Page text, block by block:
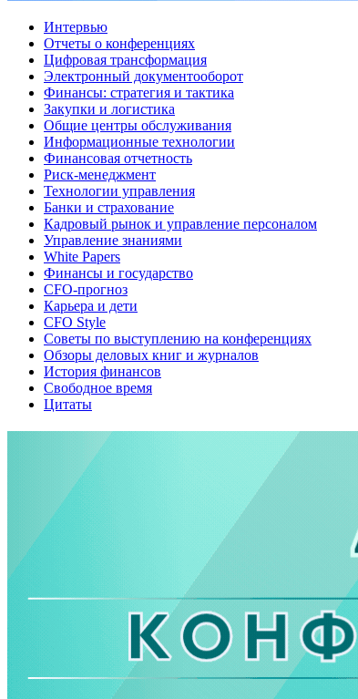
Интервью
Отчеты о конференциях
Цифровая трансформация
Электронный документооборот
Финансы: стратегия и тактика
Закупки и логистика
Общие центры обслуживания
Информационные технологии
Финансовая отчетность
Риск-менеджмент
Технологии управления
Банки и страхование
Кадровый рынок и управление персоналом
Управление знаниями
White Papers
Финансы и государство
CFO-прогноз
Карьера и дети
CFO Style
Советы по выступлению на конференциях
Обзоры деловых книг и журналов
История финансов
Свободное время
Цитаты